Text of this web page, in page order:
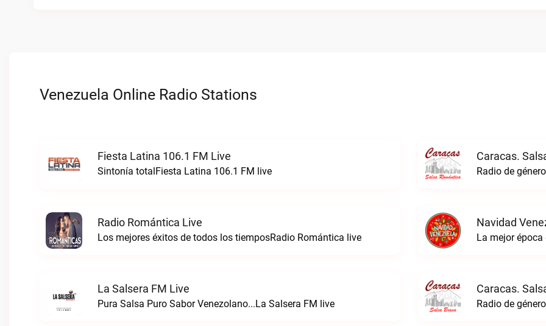
Venezuela Online Radio Stations
Fiesta Latina 106.1 FM Live
Sintonía totalFiesta Latina 106.1 FM live
Caracas.
Radio Romántica Live
Los mejores éxitos de todos los tiemposRadio Romántica live
Navidad
La mejor
La Salsera FM Live
Pura Salsa Puro Sabor Venezolano...La Salsera FM live
Caracas.